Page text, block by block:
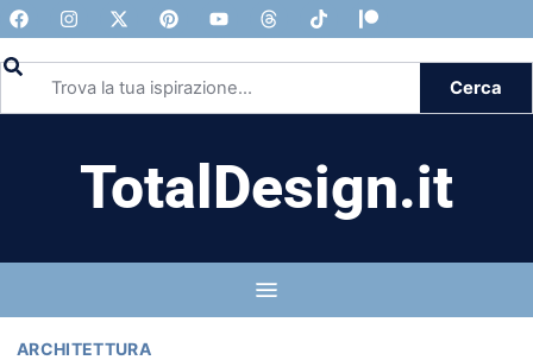
Cerca
TotalDesign.it
ARCHITETTURA